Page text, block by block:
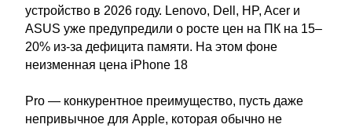
устройство в 2026 году. Lenovo, Dell, HP, Acer и
ASUS уже предупредили о росте цен на ПК на 15–
20% из-за дефицита памяти. На этом фоне
неизменная цена iPhone 18
Pro — конкурентное преимущество, пусть даже
непривычное для Apple, которая обычно не